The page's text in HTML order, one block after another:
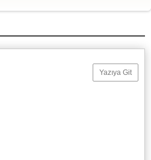
Yazıya Git